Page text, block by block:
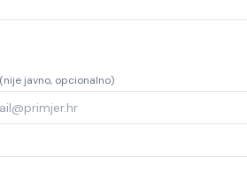
(nije javno, opcionalno)